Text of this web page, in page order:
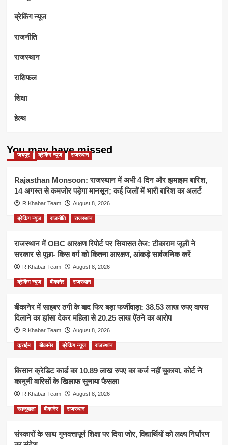
ब्रेकिंग न्यूज
राजनीति
राजस्थान
राशिफल
शिक्षा
हेल्थ
You may have missed
जयपुर ब्रेकिंग न्यूज राजस्थान
Rajasthan Monsoon: राजस्थान में अभी 4 दिन और झमाझम बारिश,
14 अगस्त से कमजोर पड़ेगा मानसून; कई जिलों में भारी बारिश का अलर्ट
R.Khabar Team August 8, 2026
ब्रेकिंग न्यूज राजनीति राजस्थान
राजस्थान में OBC आरक्षण रिपोर्ट पर सियासत तेज: टीकाराम जूली ने
सरकार से पूछा- किस वर्ग को कितना आरक्षण, आंकड़े सार्वजनिक करें
R.Khabar Team August 8, 2026
ब्रेकिंग न्यूज बीकानेर राजस्थान
बीकानेर में साइबर ठगी के बाद फिर बड़ा फर्जीवाड़ा: 38.53 लाख रुपए वापस
दिलाने का झांसा देकर महिला से 20.25 लाख ऐंठने का आरोप
R.Khabar Team August 8, 2026
क्राईम बीकानेर ब्रेकिंग न्यूज राजस्थान
किसान क्रेडिट कार्ड का 10.89 लाख रुपए का कर्ज नहीं चुकाया, कोर्ट ने
कानूनी वारिसों के खिलाफ सुनाया फैसला
R.Khabar Team August 8, 2026
खाजूवाला बीकानेर राजस्थान
संस्कारों के साथ गुणवत्तापूर्ण शिक्षा पर दिया जोर, विद्यार्थियों को लक्ष्य निर्धारण